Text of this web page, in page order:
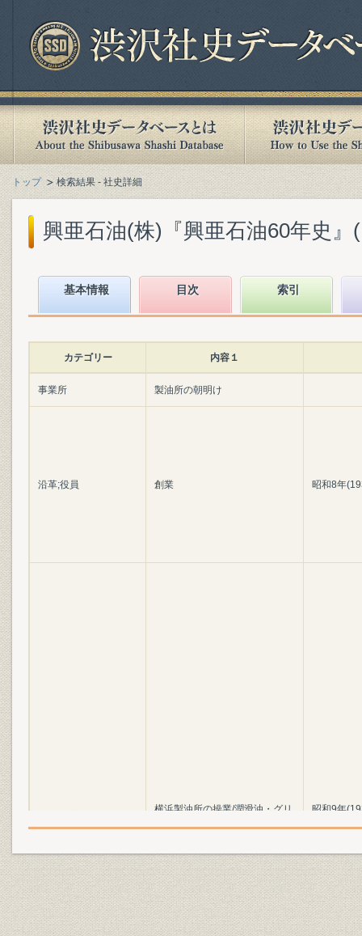
トップ 検索結果 - 社史詳細
興亜石油(株)『興亜石油60年史』
基本情報 目次 索引
カテゴリー 内容１
事業所 製油所の朝明け
沿革;役員 創業 昭和8年
横浜製油所の操業/潤滑油・グリ
昭和9年